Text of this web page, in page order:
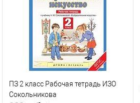
В избранное
Недоступно
ПЗ 2 класс Рабочая тетрадь ИЗО
Сокольникова